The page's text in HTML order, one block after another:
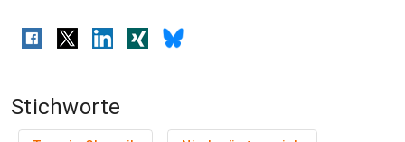
Stichworte